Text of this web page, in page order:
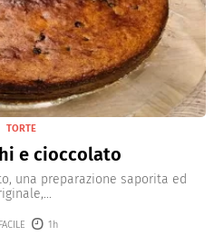
TORTE
e cioccolato
una preparazione saporita ed
FACILE 1h